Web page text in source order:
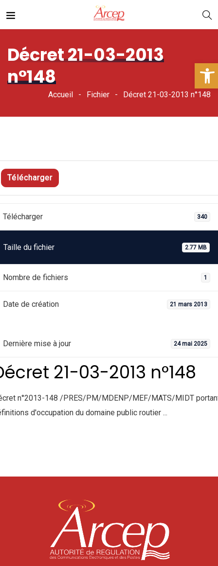
Décret 21-03-2013
n°148
Accueil Fichier Décret 21-03-2013 n°148
Télécharger
Télécharger 340
Taille du fichier 2.77 MB
Nombre de fichiers 1
Date de création 21 mars 2013
Dernière mise à jour 24 mai 2025
21-03-2013 n°148
n°2013-148 /PRES/PM/MDENP/MEF/MATS/MIDT
d'occupation du domaine public routier ...